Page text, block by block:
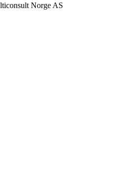
Norge AS